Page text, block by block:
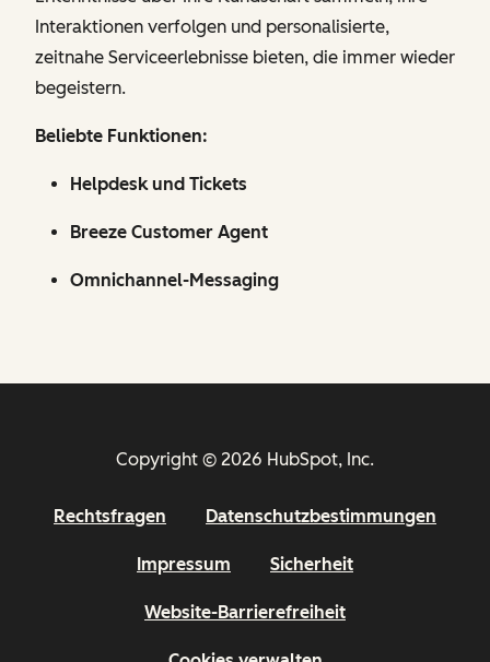
Interaktionen verfolgen und personalisierte,
zeitnahe Serviceerlebnisse bieten, die immer wieder
begeistern.
Beliebte Funktionen:
Helpdesk und Tickets
Breeze Customer Agent
Omnichannel-Messaging
Copyright © 2026 HubSpot, Inc.
Rechtsfragen Datenschutzbestimmungen
Impressum Sicherheit
Website-Barrierefreiheit